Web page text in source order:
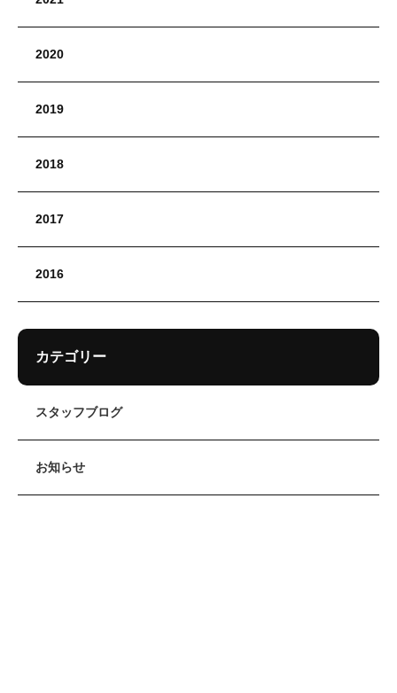
2020
2019
2018
2017
2016
カテゴリー
スタッフブログ
お知らせ